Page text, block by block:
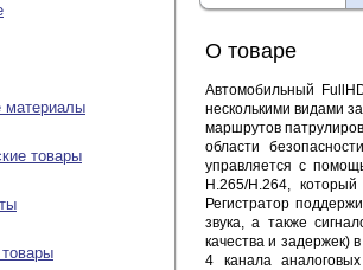
материалы
товары
О товаре
Автомобильный
несколькими видами
маршрутов
области
управляется с
H.265/H.264,
Регистратор
звука, а также
качества и задержек)
4 канала